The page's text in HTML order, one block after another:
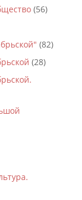
(56)
(82)
(28)